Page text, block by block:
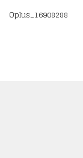
Oplus_16908288